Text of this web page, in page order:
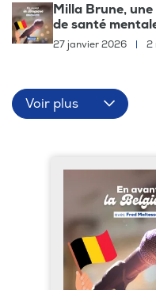
Milla Brune,
de santé
27 janvier 2026 | 2
Voir plus